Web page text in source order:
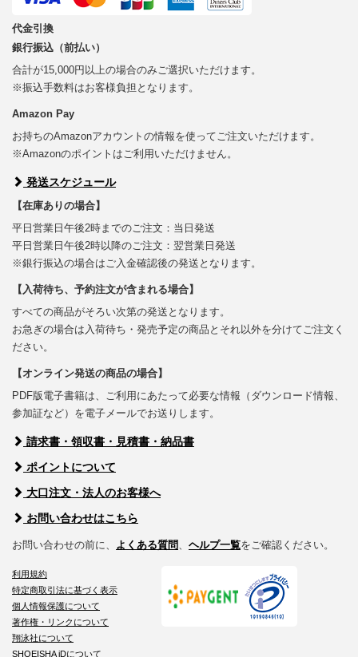
代金引換
銀行振込（前払い）
合計が15,000円以上の場合のみご選択いただけます。
※振込手数料はお客様負担となります。
Amazon Pay
お持ちのAmazonアカウントの情報を使ってご注文いただけます。
※Amazonのポイントはご利用いただけません。
発送スケジュール
【在庫ありの場合】
平日営業日午後2時までのご注文：当日発送
平日営業日午後2時以降のご注文：翌営業日発送
※銀行振込の場合はご入金確認後の発送となります。
【入荷待ち、予約注文が含まれる場合】
すべての商品がそろい次第の発送となります。
お急ぎの場合は入荷待ち・発売予定の商品とそれ以外を分けてご注文く
ださい。
【オンライン発送の商品の場合】
PDF版電子書籍は、ご利用にあたって必要な情報（ダウンロード情報、
参加証など）を電子メールでお送りします。
請求書・領収書・見積書・納品書
ポイントについて
大口注文・法人のお客様へ
お問い合わせはこちら
お問い合わせの前に、 よくある質問 ヘルプ一覧をご確認ください。
利用規約
特定商取引法に基づく表示
個人情報保護について
著作権・リンクについて
翔泳社について
SHOEISHA iDについて